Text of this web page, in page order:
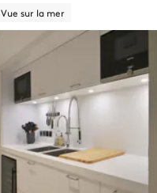
Vue sur la mer